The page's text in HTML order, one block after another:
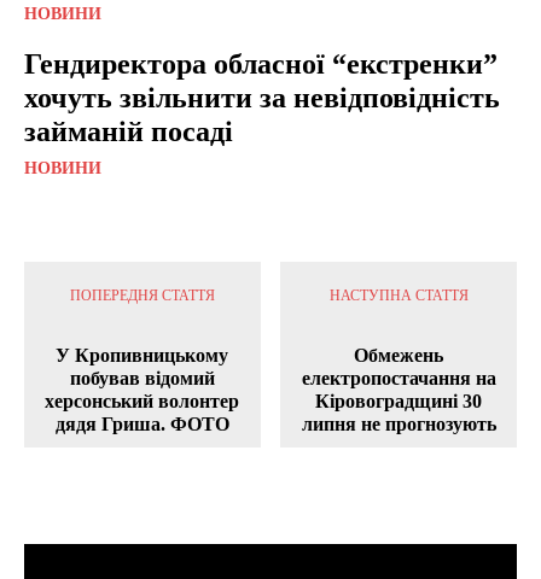
НОВИНИ
Гендиректора обласної “екстренки”
хочуть звільнити за невідповідність
займаній посаді
НОВИНИ
ПОПЕРЕДНЯ СТАТТЯ
У Кропивницькому
побував відомий
херсонський волонтер
дядя Гриша. ФОТО
НАСТУПНА СТАТТЯ
Обмежень
електропостачання на
Кіровоградщині 30
липня не прогнозують